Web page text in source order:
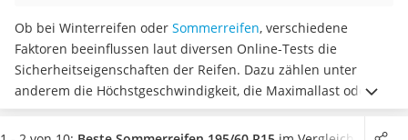
AGM-Batterie Wohnmobil
Thule-Fahrradträger
FM-Transmitter
Sommerreifen 205/55 R16
Autobatterie-Ladegerät
Ob bei Winterreifen oder Sommerreifen, verschiedene
Faktoren beeinflussen laut diversen Online-Tests die
Sicherheitseigenschaften der Reifen. Dazu zählen unter
anderem die Höchstgeschwindigkeit, die Maximallast oder
die Bremswirkung bei regennasser Fahrbahn. Oftmals sind
diese Werte allerdings nicht auf den ersten Blick ablesbar,da